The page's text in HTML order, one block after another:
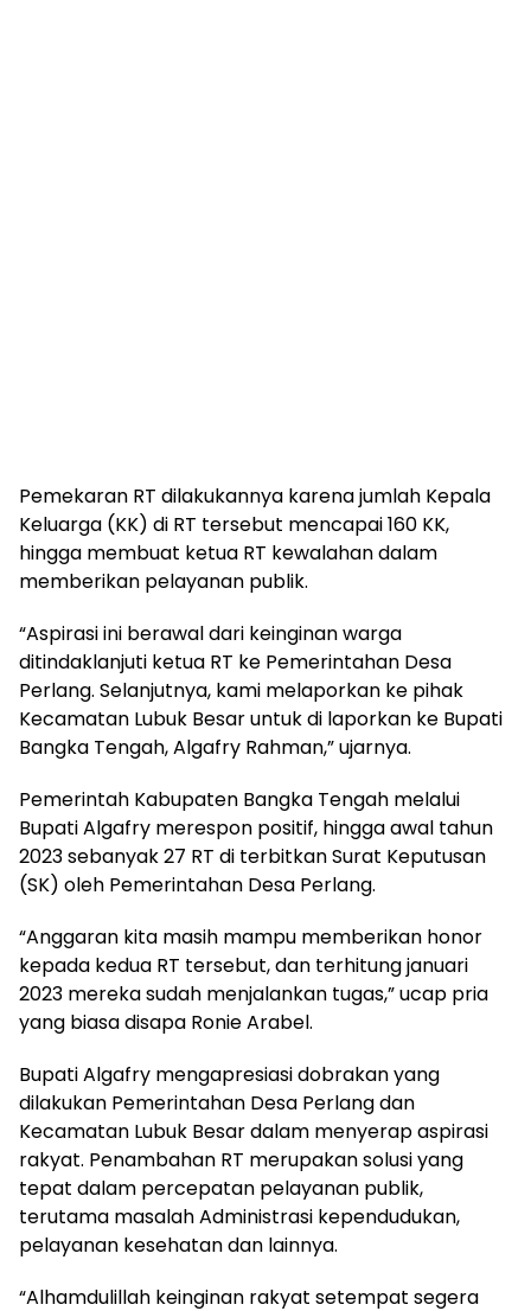
Pemekaran RT dilakukannya karena jumlah Kepala
Keluarga (KK) di RT tersebut mencapai 160 KK,
hingga membuat ketua RT kewalahan dalam
memberikan pelayanan publik.
“Aspirasi ini berawal dari keinginan warga
ditindaklanjuti ketua RT ke Pemerintahan Desa
Perlang. Selanjutnya, kami melaporkan ke pihak
Kecamatan Lubuk Besar untuk di laporkan ke Bupati
Bangka Tengah, Algafry Rahman,” ujarnya.
Pemerintah Kabupaten Bangka Tengah melalui
Bupati Algafry merespon positif, hingga awal tahun
2023 sebanyak 27 RT di terbitkan Surat Keputusan
(SK) oleh Pemerintahan Desa Perlang.
“Anggaran kita masih mampu memberikan honor
kepada kedua RT tersebut, dan terhitung januari
2023 mereka sudah menjalankan tugas,” ucap pria
yang biasa disapa Ronie Arabel.
Bupati Algafry mengapresiasi dobrakan yang
dilakukan Pemerintahan Desa Perlang dan
Kecamatan Lubuk Besar dalam menyerap aspirasi
rakyat. Penambahan RT merupakan solusi yang
tepat dalam percepatan pelayanan publik,
terutama masalah Administrasi kependudukan,
pelayanan kesehatan dan lainnya.
“Alhamdulillah keinginan rakyat setempat segera